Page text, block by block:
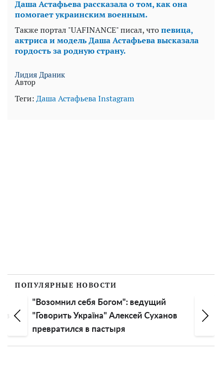
Даша Астафьева рассказала о том, как она
помогает украинским военным.
Также портал "UAFINANCE" писал, чтопевица,
актриса и модель Даша Астафьева высказала
гордость за родную страну.
Лидия Драник
Автор
Теги: Даша АстафьеваInstagram
ПОПУЛЯРНЫЕ НОВОСТИ
"Возомнил себя Богом": ведущий
"Говорить Україна" Алексей Суханов
превратился в пастыря